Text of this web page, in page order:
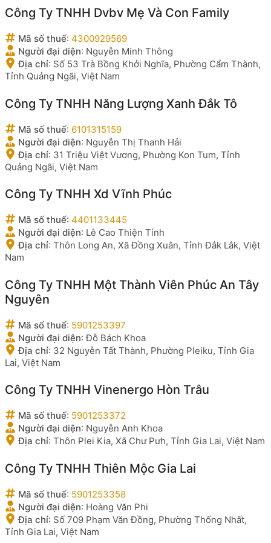
Công Ty TNHH Dvbv Mẹ Và Con Family
Mã số thuế: 4300929569
Người đại diện: Nguyễn Minh Thông
Địa chỉ: Số 53 Trà Bồng Khởi Nghĩa, Phường Cẩm Thành,
Tỉnh Quảng Ngãi, Việt Nam
Công Ty TNHH Năng Lượng Xanh Đắk Tô
Mã số thuế: 6101315159
Người đại diện: Nguyễn Thị Thanh Hải
Địa chỉ: 31 Triệu Việt Vương, Phường Kon Tum, Tỉnh
Quảng Ngãi, Việt Nam
Công Ty TNHH Xd Vĩnh Phúc
Mã số thuế: 4401133445
Người đại diện: Lê Cao Thiện Tính
Địa chỉ: Thôn Long An, Xã Đồng Xuân, Tỉnh Đắk Lắk, Việt
Nam
Công Ty TNHH Một Thành Viên Phúc An Tây
Nguyên
Mã số thuế: 5901253397
Người đại diện:Đỗ Bách Khoa
Địa chỉ: 32 Nguyễn Tất Thành, Phường Pleiku, Tỉnh Gia
Lai, Việt Nam
Công Ty TNHH Vinenergo Hòn Trâu
Mã số thuế: 5901253372
Người đại diện: Nguyễn Anh Khoa
Địa chỉ: Thôn Plei Kia, Xã Chư Pưh, Tỉnh Gia Lai, Việt Nam
Công Ty TNHH Thiên Mộc Gia Lai
Mã số thuế: 5901253358
Người đại diện: Hoàng Văn Phi
Địa chỉ: Số 709 Phạm Văn Đồng, Phường Thống Nhất,
Tỉnh Gia Lai, Việt Nam